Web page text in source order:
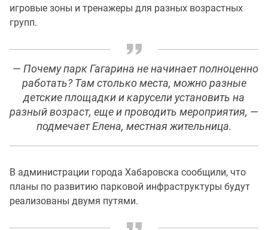
игровые зоны и тренажеры для разных возрастных
групп.
— Почему парк Гагарина не начинает полноценно
работать? Там столько места, можно разные
детские площадки и карусели установить на
разный возраст, еще и проводить мероприятия, —
подмечает Елена, местная жительница.
В администрации города Хабаровска сообщили, что
планы по развитию парковой инфраструктуры будут
реализованы двумя путями.